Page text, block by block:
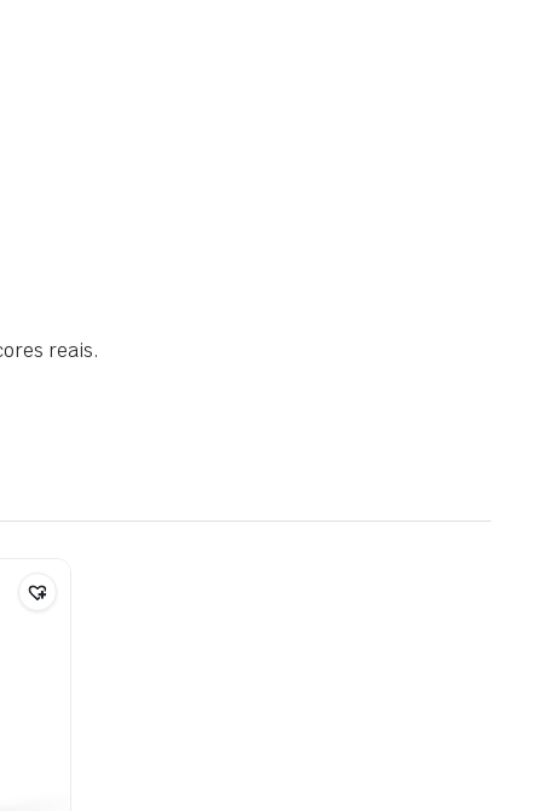
reais.